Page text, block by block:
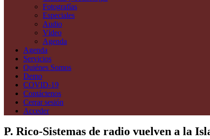
Fotografías
Especiales
Audio
Vídeo
Agenda
Agenda
Servicios
Quiénes Somos
Demo
COVID-19
Contáctenos
Cerrar sesión
Acceder
P. Rico-Sistemas de radio vuelven a la